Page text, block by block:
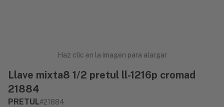
Haz clic en la imagen para alargar
Llave mixta8 1/2 pretul ll-1216p cromad
21884
PRETUL#21884